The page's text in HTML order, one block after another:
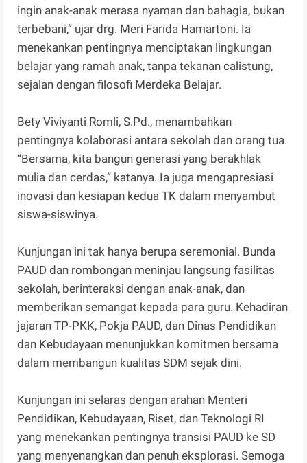
ingin anak-anak merasa nyaman dan bahagia, bukan
terbebani,” ujar drg. Meri Farida Hamartoni. Ia
menekankan pentingnya menciptakan lingkungan
belajar yang ramah anak, tanpa tekanan calistung,
sejalan dengan filosofi Merdeka Belajar.
Bety Viviyanti Romli, S.Pd., menambahkan
pentingnya kolaborasi antara sekolah dan orang tua.
“Bersama, kita bangun generasi yang berakhlak
mulia dan cerdas,” katanya. Ia juga mengapresiasi
inovasi dan kesiapan kedua TK dalam menyambut
siswa-siswinya.
Kunjungan ini tak hanya berupa seremonial. Bunda
PAUD dan rombongan meninjau langsung fasilitas
sekolah, berinteraksi dengan anak-anak, dan
memberikan semangat kepada para guru. Kehadiran
jajaran TP-PKK, Pokja PAUD, dan Dinas Pendidikan
dan Kebudayaan menunjukkan komitmen bersama
dalam membangun kualitas SDM sejak dini.
Kunjungan ini selaras dengan arahan Menteri
Pendidikan, Kebudayaan, Riset, dan Teknologi RI
yang menekankan pentingnya transisi PAUD ke SD
yang menyenangkan dan penuh eksplorasi. Semoga